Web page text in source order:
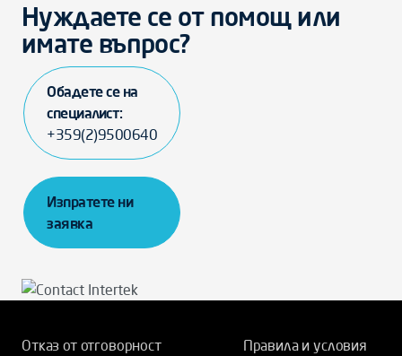
Нуждаете се от помощ или
имате въпрос?
Обадете се на
специалист:
+359(2)9500640
Изпратете ни
заявка
Отказ от отговорност
Правила и условия